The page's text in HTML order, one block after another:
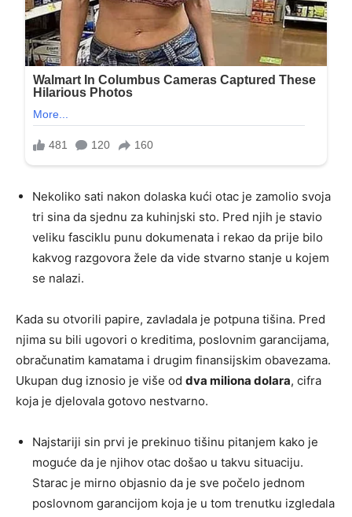
Nekoliko sati nakon dolaska kući otac je zamolio svoja
tri sina da sjednu za kuhinjski sto. Pred njih je stavio
veliku fasciklu punu dokumenata i rekao da prije bilo
kakvog razgovora žele da vide stvarno stanje u kojem
se nalazi.
Kada su otvorili papire, zavladala je potpuna tišina. Pred
njima su bili ugovori o kreditima, poslovnim garancijama,
obračunatim kamatama i drugim finansijskim obavezama.
Ukupan dug iznosio je više od dva miliona dolara, cifra
koja je djelovala gotovo nestvarno.
Najstariji sin prvi je prekinuo tišinu pitanjem kako je
moguće da je njihov otac došao u takvu situaciju.
Starac je mirno objasnio da je sve počelo jednom
poslovnom garancijom koja je u tom trenutku izgledala